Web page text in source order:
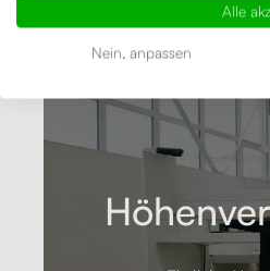
Alle
Nein, anpassen